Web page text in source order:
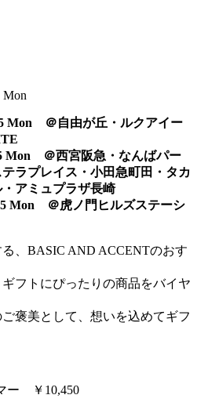
Mon
Mon ＠自由が丘・ルクアイー
Mon ＠西宮阪急・なんばパー
ラプレイス・小田急町田・タカ
アミュプラザ長崎
Mon ＠虎ノ門ヒルズステーシ
、BASIC AND ACCENTのおす
フトにぴったりの商品をバイヤ
褒美として、想いを込めてギフ
ー ￥10,450